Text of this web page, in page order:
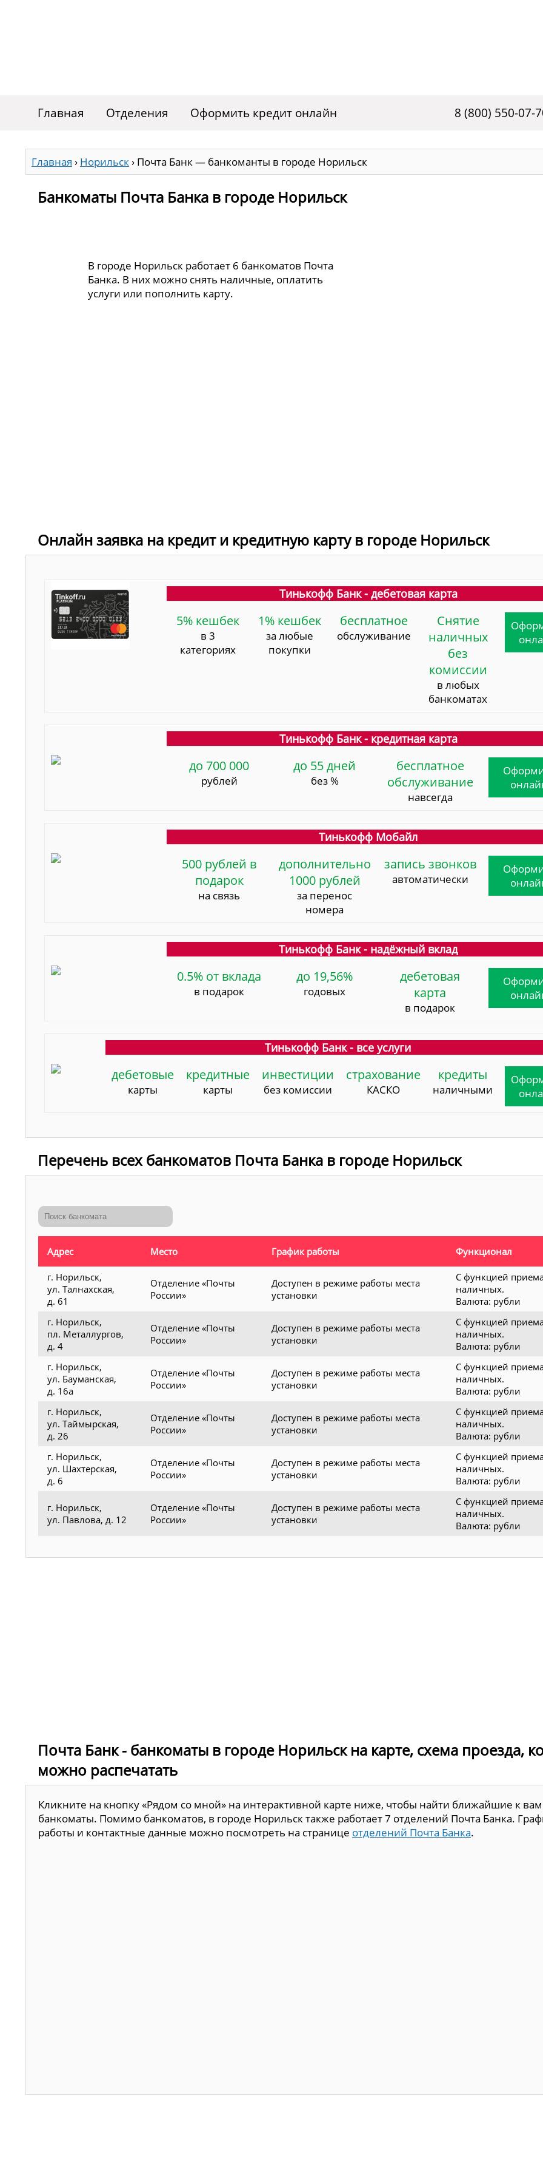
Главная Отделения Оформить кредит онлайн 8 (800) 550-07-
Главная › Норильск› Почта Банк — банкоманты в городе Норильск
Банкоматы Почта Банка в городе Норильск
В городе Норильск работает 6 банкоматов Почта
Банка. В них можно снять наличные, оплатить
услуги или пополнить карту.
Онлайн заявка на кредит и кредитную карту в городе Норильск
Тинькофф Банк - дебетовая карта
5% кешбек
в 3
категориях
1% кешбек
за любые
покупки
бесплатное
обслуживание
Снятие
наличных
без
комиссии
в любых
банкоматах
Тинькофф Банк - кредитная карта
до 700 000
рублей
до 55 дней
без %
бесплатное
обслуживание
навсегда
Тинькофф Мобайл
500 рублей в
подарок
на связь
дополнительно
1000 рублей
за перенос
номера
запись звонков
автоматически
Тинькофф Банк - надёжный вклад
0.5% от вклада
в подарок
до 19,56%
годовых
дебетовая
карта
в подарок
Тинькофф Банк - все услуги
дебетовые
карты
кредитные
карты
инвестиции
без комиссии
страхование
КАСКО
кредиты
наличными
Перечень всех банкоматов Почта Банка в городе Норильск
Адрес Место График работы Функционал
г. Норильск,
ул. Талнахская,
д. 61
Отделение «Почты
России»
Доступен в режиме работы места
установки
С функцией
наличных.
Валюта: рубли
г. Норильск,
пл. Металлургов,
д. 4
Отделение «Почты
России»
Доступен в режиме работы места
установки
С функцией
наличных.
Валюта: рубли
г. Норильск,
ул. Бауманская,
д. 16а
Отделение «Почты
России»
Доступен в режиме работы места
установки
С функцией
наличных.
Валюта: рубли
г. Норильск,
ул. Таймырская,
д. 26
Отделение «Почты
России»
Доступен в режиме работы места
установки
С функцией
наличных.
Валюта: рубли
г. Норильск,
ул. Шахтерская,
д. 6
Отделение «Почты
России»
Доступен в режиме работы места
установки
С функцией
наличных.
Валюта: рубли
г. Норильск,
ул. Павлова, д. 12
Отделение «Почты
России»
Доступен в режиме работы места
установки
С функцией
наличных.
Валюта: рубли
Почта Банк - банкоматы в городе Норильск на карте, схема проезда,
можно распечатать
Кликните на кнопку «Рядом со мной» на интерактивной карте ниже, чтобы найти ближайшие к вам
банкоматы. Помимо банкоматов, в городе Норильск также работает 7 отделений Почта Банка.
работы и контактные данные можно посмотреть на странице отделений Почта Банка.